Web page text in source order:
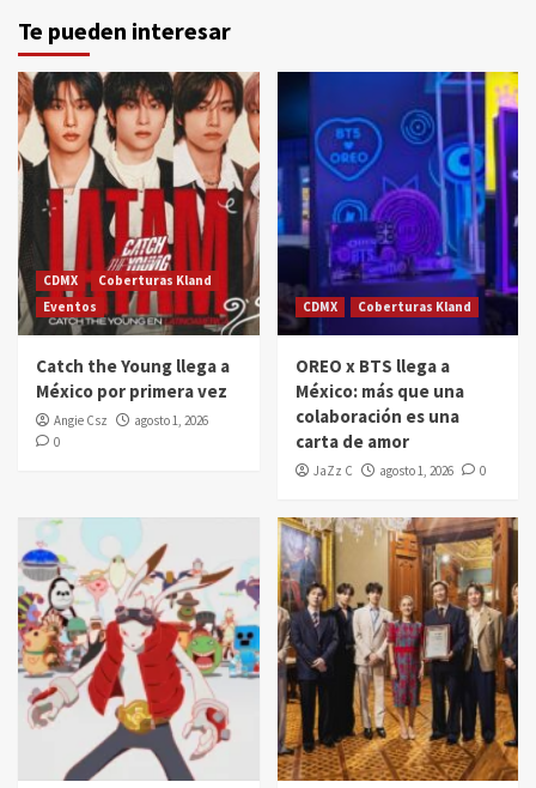
Te pueden interesar
CDMX
Coberturas Kland
Eventos
Catch the Young llega a
México por primera vez
Angie Csz
agosto 1, 2026
0
CDMX Coberturas Kland
OREO x BTS llega a
México: más que una
colaboración es una
carta de amor
JaZz C agosto 1, 2026 0